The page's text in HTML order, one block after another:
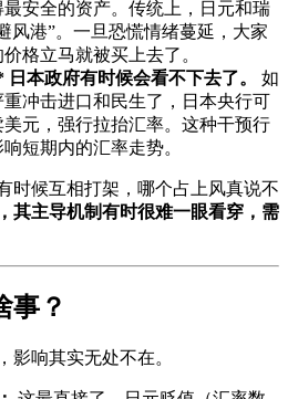
安全的资产。传统上，日元和瑞
风港”。一旦恐慌情绪蔓延，大家
格立马就被买上去了。
日本政府有时候会看不下去了。
如
冲击进口和民生了，日本央行可
元，强行拉抬汇率。这种干预行
短期内的汇率走势。
时候互相打架，哪个占上风真说不
其主导机制有时很难一眼看穿，需
事？
影响其实无处不在。